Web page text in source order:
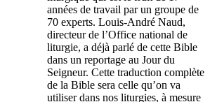
années de travail par un groupe de
70 experts. Louis-André Naud,
directeur de l’Office national de
liturgie, a déjà parlé de cette Bible
dans un reportage au Jour du
Seigneur. Cette traduction complète
de la Bible sera celle qu’on va
utiliser dans nos liturgies, à mesure